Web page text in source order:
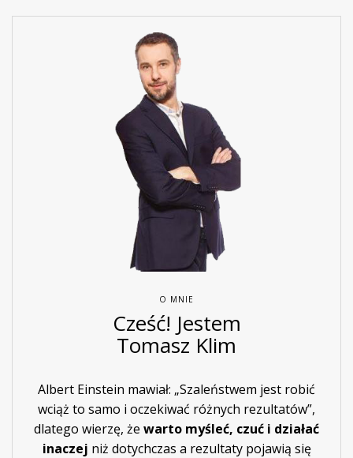
O MNIE
Cześć! Jestem
Tomasz Klim
Albert Einstein mawiał: „Szaleństwem jest robić
wciąż to samo i oczekiwać różnych rezultatów”,
dlatego wierzę, że warto myśleć, czuć i działać
inaczej niż dotychczas a rezultaty pojawią się